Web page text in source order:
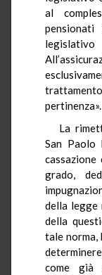
al
pertinenza».
La
San Paolo
grado,
della legge
della
tale norma,
come già